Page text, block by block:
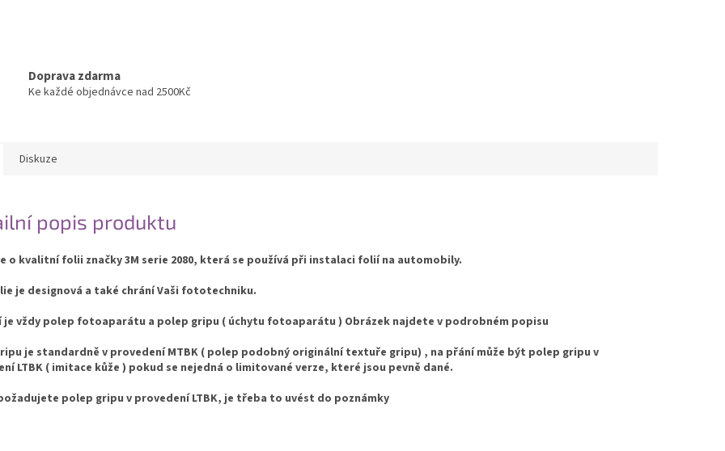
Doprava zdarma
Ke každé objednávce nad 2500Kč
Diskuze
popis produktu
o kvalitní folii značky 3M serie 2080, která se používá při instalaci folií na automobily.
je designová a také chrání Vaši fototechniku.
je vždy polep fotoaparátu a polep gripu ( úchytu fotoaparátu ) Obrázek najdete v podrobném popisu
je standardně v provedení MTBK ( polep podobný originální textuře gripu) , na přání může být polep gripu v
LTBK ( imitace kůže ) pokud se nejedná o limitované verze, které jsou pevně dané.
polep gripu v provedení LTBK, je třeba to uvést do poznámky